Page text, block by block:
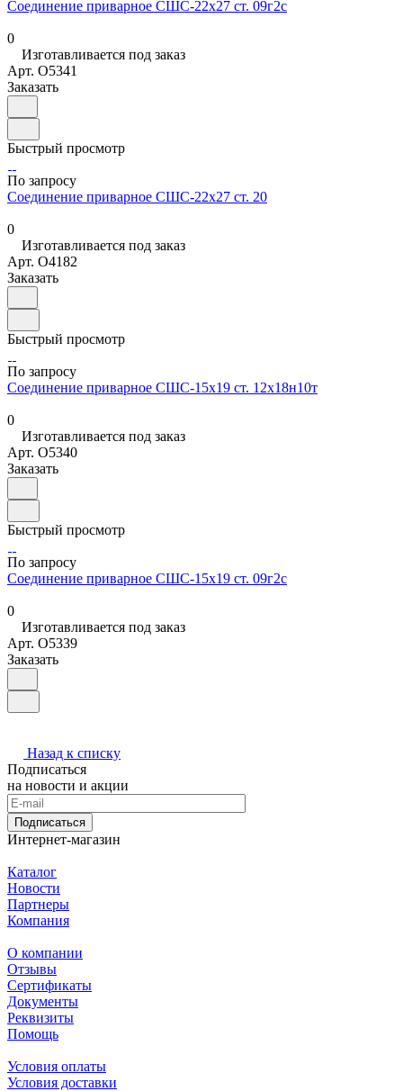
Соединение приварное СШС-22х27 ст. 09г2с
0
Изготавливается под заказ
Арт. O5341
Заказать
Быстрый просмотр
По запросу
Соединение приварное СШС-22х27 ст. 20
0
Изготавливается под заказ
Арт. O4182
Заказать
Быстрый просмотр
По запросу
Соединение приварное СШС-15х19 ст. 12х18н10т
0
Изготавливается под заказ
Арт. O5340
Заказать
Быстрый просмотр
По запросу
Соединение приварное СШС-15х19 ст. 09г2с
0
Изготавливается под заказ
Арт. O5339
Заказать
Назад к списку
Подписаться
на новости и акции
Подписаться
Интернет-магазин
Каталог
Новости
Партнеры
Компания
О компании
Отзывы
Сертификаты
Документы
Реквизиты
Помощь
Условия оплаты
Условия доставки